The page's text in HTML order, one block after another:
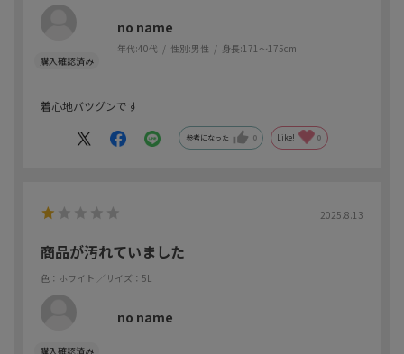
no name
年代:40代 性別:男性 身長:171～175cm
着心地バツグンです
参考になった 0 Like! 0
2025.8.13
商品が汚れていました
色：ホワイト ／サイズ：5L
no name